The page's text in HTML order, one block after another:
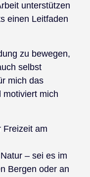
unterstützen
einen Leitfaden
zu bewegen,
selbst
mich das
motiviert mich
Freizeit am
– sei es im
Bergen oder an